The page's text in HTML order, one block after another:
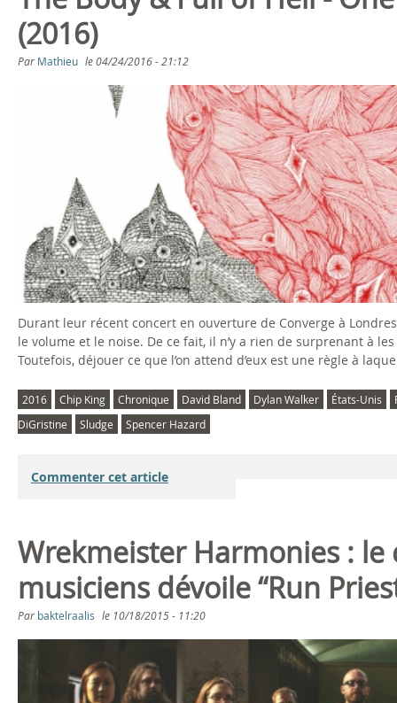
s
ê
c
i
(2016)
Par Mathieu le04/24/2016 - 21:12
Durant leur récent concert en ouverture de Converge à
le volume et le noise. De ce fait, il n’y a rien de surprenant à
Toutefois, déjouer ce que l’on attend d’eux est une règle à
2016 Chip King Chronique David Bland Dylan Walker États-Unis
DiGristine
Sludge Spencer Hazard
Commenter cet article
Wrekmeister Harmonies :
musiciens dévoile “Run
Par baktelraalis le 10/18/2015 - 11:20